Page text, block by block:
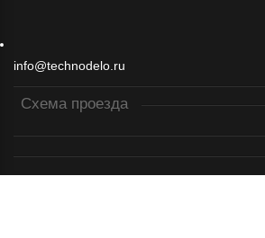
info@technodelo.ru
Схема проезда